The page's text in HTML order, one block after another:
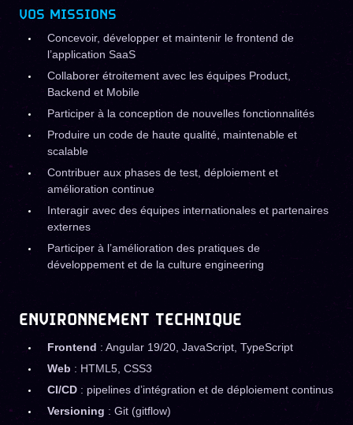
VOS MISSIONS
Concevoir, développer et maintenir le frontend de
l’application SaaS
Collaborer étroitement avec les équipes Product,
Backend et Mobile
Participer à la conception de nouvelles fonctionnalités
Produire un code de haute qualité, maintenable et
scalable
Contribuer aux phases de test, déploiement et
amélioration continue
Interagir avec des équipes internationales et partenaires
externes
Participer à l’amélioration des pratiques de
développement et de la culture engineering
ENVIRONNEMENT TECHNIQUE
Frontend : Angular 19/20, JavaScript, TypeScript
Web : HTML5, CSS3
CI/CD : pipelines d’intégration et de déploiement continus
Versioning : Git (gitflow)